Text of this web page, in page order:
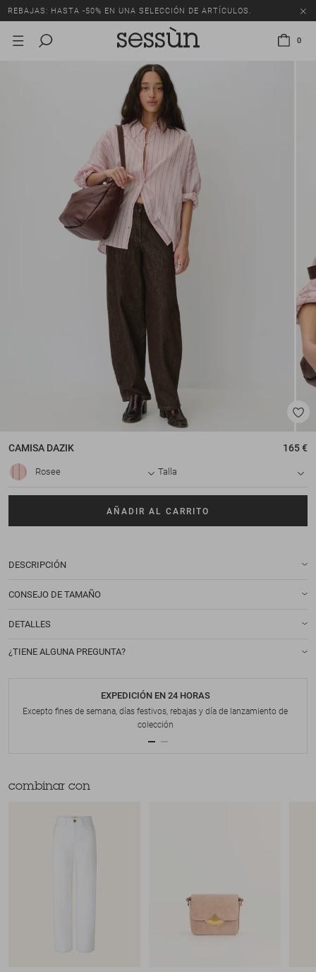
REBAJAS: HASTA -50% EN UNA SELECCIÓN DE ARTÍCULOS.
0
CAMISA DAZIK 165 €
Rosee Talla
AÑADIR AL CARRITO
DESCRIPCIÓN
CONSEJO DE TAMAÑO
DETALLES
¿TIENE ALGUNA PREGUNTA?
EXPEDICIÓN EN 24 HORAS
Excepto fines de semana, días festivos, rebajas y día de lanzamiento de
colección
combinar con